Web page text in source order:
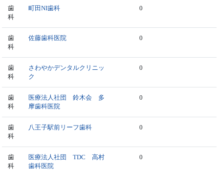
歯
科
町田NI歯科 0
歯
科
佐藤歯科医院 0
歯
科
さわやかデンタルクリニッ
ク
0
歯
科
医療法人社団 鈴木会 多
摩歯科医院
0
歯
科
八王子駅前リーフ歯科 0
歯
科
医療法人社団 TDC 高村
歯科医院
0